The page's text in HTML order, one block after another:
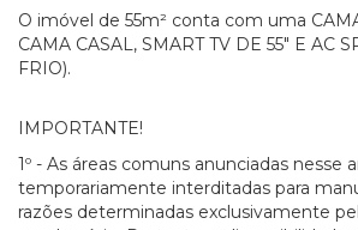
O imóvel de 55m² conta com uma
CAMA CASAL, SMART TV DE 55" E AC
FRIO).
IMPORTANTE!
1º - As áreas comuns anunciadas nesse
temporariamente interditadas para
razões determinadas exclusivamente